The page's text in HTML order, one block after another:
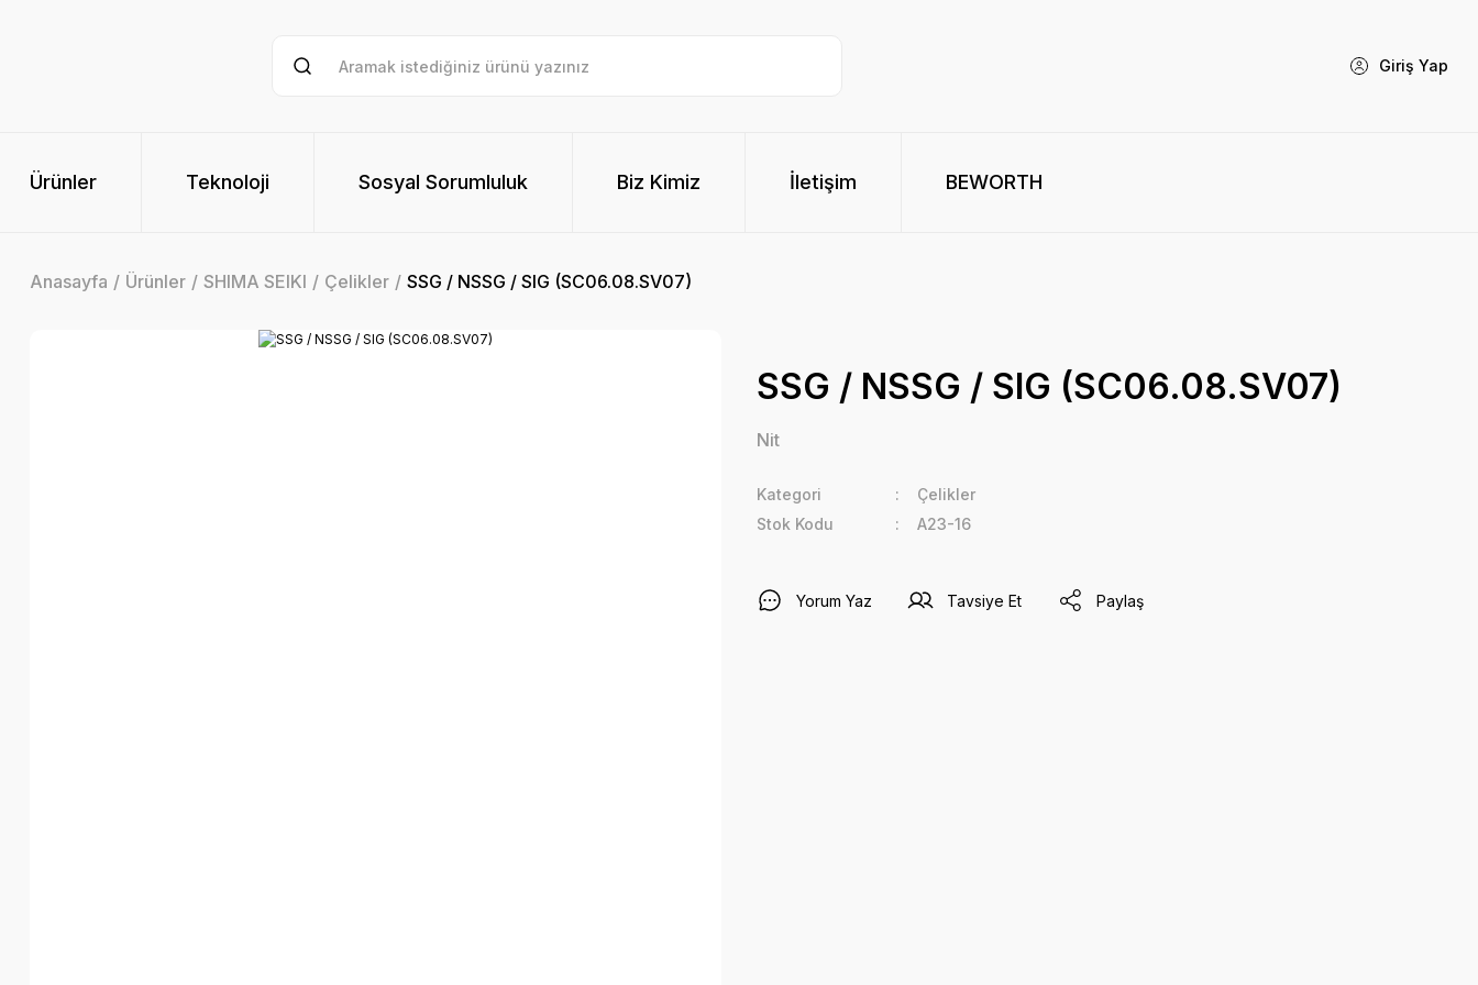
Giriş Yap
Ürünler Teknoloji Sosyal Sorumluluk Biz Kimiz İletişim BEWORTH
Anasayfa Ürünler SHIMA SEIKI Çelikler SSG / NSSG / SIG (SC06.08.SV07)
SSG / NSSG / SIG (SC06.08.SV07)
Nit
Kategori
Çelikler
Stok Kodu
A23-16
Yorum Yaz Tavsiye Et Paylaş